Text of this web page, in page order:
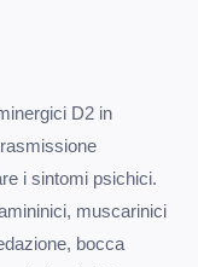
D2 in
i sintomi psichici.
muscarinici
bocca